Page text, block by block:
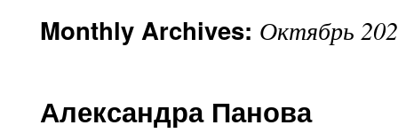
Monthly Archives: Октябрь
Александра Панова